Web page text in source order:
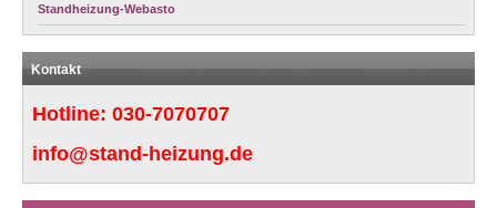
Standheizung-Webasto
Kontakt
Hotline: 030-7070707
info@stand-heizung.de